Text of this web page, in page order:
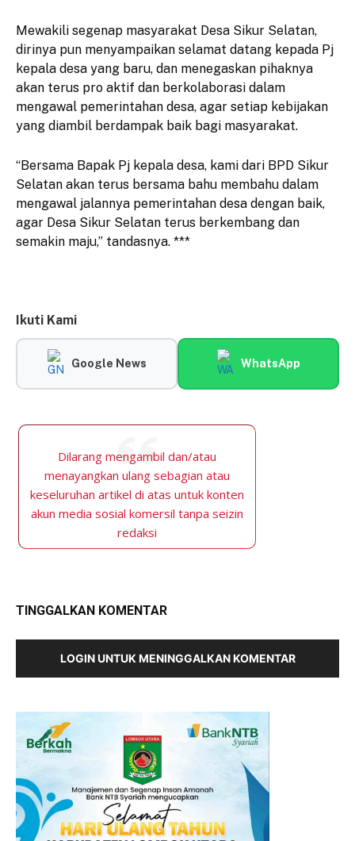
Mewakili segenap masyarakat Desa Sikur Selatan,
dirinya pun menyampaikan selamat datang kepada Pj
kepala desa yang baru, dan menegaskan pihaknya
akan terus pro aktif dan berkolaborasi dalam
mengawal pemerintahan desa, agar setiap kebijakan
yang diambil berdampak baik bagi masyarakat.
“Bersama Bapak Pj kepala desa, kami dari BPD Sikur
Selatan akan terus bersama bahu membahu dalam
mengawal jalannya pemerintahan desa dengan baik,
agar Desa Sikur Selatan terus berkembang dan
semakin maju,” tandasnya. ***
Ikuti Kami
Google News WhatsApp
Dilarang mengambil dan/atau
menayangkan ulang sebagian atau
keseluruhan artikel di atas untuk konten
akun media sosial komersil tanpa seizin
redaksi
TINGGALKAN KOMENTAR
LOGIN UNTUK MENINGGALKAN KOMENTAR